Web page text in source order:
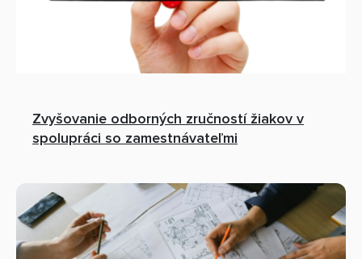
Zvyšovanie odborných zručností žiakov v
spolupráci so zamestnávateľmi